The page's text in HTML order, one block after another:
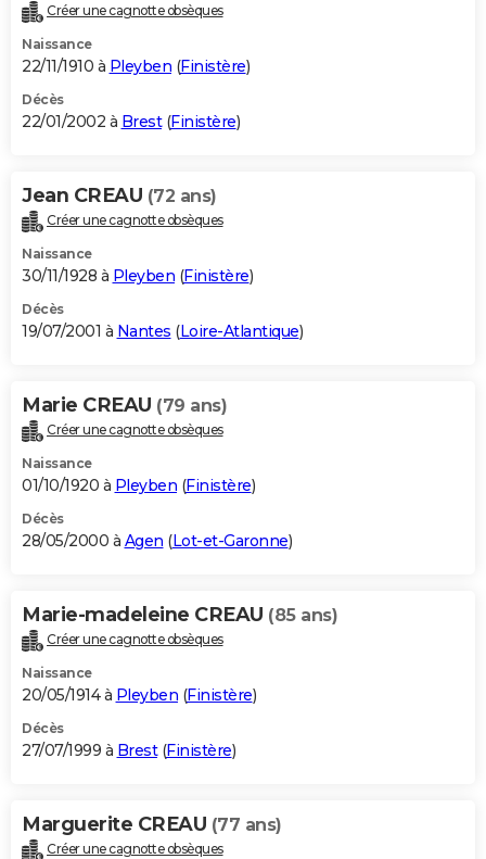
Créer une cagnotte obsèques
Naissance
22/11/1910 à Pleyben (Finistère)
Décès
22/01/2002 à Brest(Finistère)
Jean CREAU (72 ans)
Créer une cagnotte obsèques
Naissance
30/11/1928 à Pleyben (Finistère)
Décès
19/07/2001 à Nantes (Loire-Atlantique)
Marie CREAU (79 ans)
Créer une cagnotte obsèques
Naissance
01/10/1920 à Pleyben (Finistère)
Décès
28/05/2000 à Agen (Lot-et-Garonne)
Marie-madeleine CREAU (85 ans)
Créer une cagnotte obsèques
Naissance
20/05/1914 à Pleyben (Finistère)
Décès
27/07/1999 à Brest(Finistère)
Marguerite CREAU (77 ans)
Créer une cagnotte obsèques